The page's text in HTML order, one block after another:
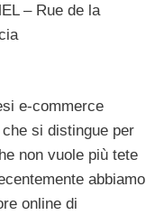
– Rue de la
e-commerce
si distingue per
non vuole più tete
abbiamo
online di